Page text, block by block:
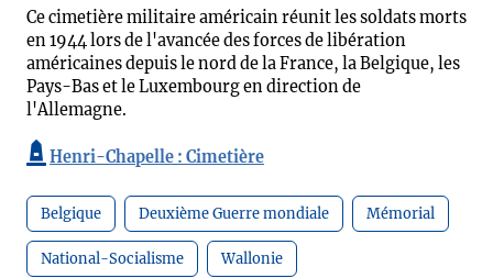
Ce cimetière militaire américain réunit les soldats morts
en 1944 lors de l'avancée des forces de libération
américaines depuis le nord de la France, la Belgique, les
Pays-Bas et le Luxembourg en direction de
l'Allemagne.
Henri-Chapelle : Cimetière
Belgique Deuxième Guerre mondiale Mémorial
National-Socialisme Wallonie